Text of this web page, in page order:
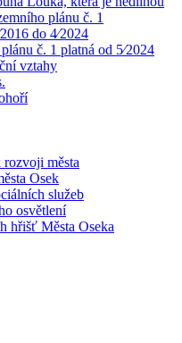
plánu č. 1
do 4⁄2024
č. 1 platná od 5⁄2024
vztahy
města
Osek
služeb
osvětlení
hřišť Města Oseka